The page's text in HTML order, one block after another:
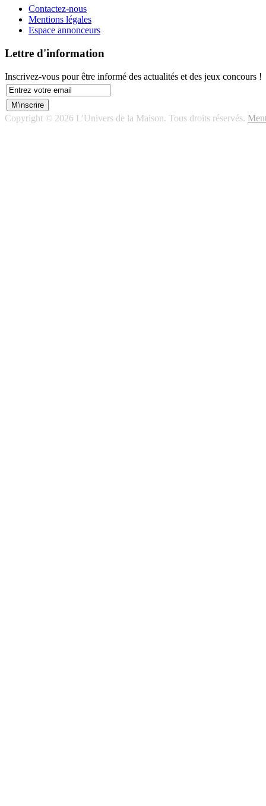
Contactez-nous
Mentions légales
Espace annonceurs
Lettre d'information
Inscrivez-vous pour être informé des actualités et des jeux concours !
Copyright © 2026 L'Univers de la Maison. Tous droits réservés.